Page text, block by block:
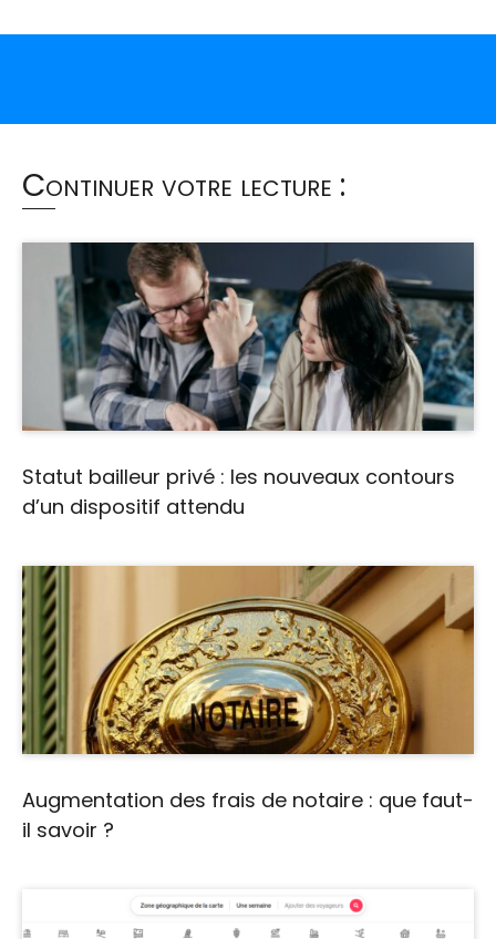
Continuer votre lecture :
Statut bailleur privé : les nouveaux contours
d’un dispositif attendu
Augmentation des frais de notaire : que faut-
il savoir ?